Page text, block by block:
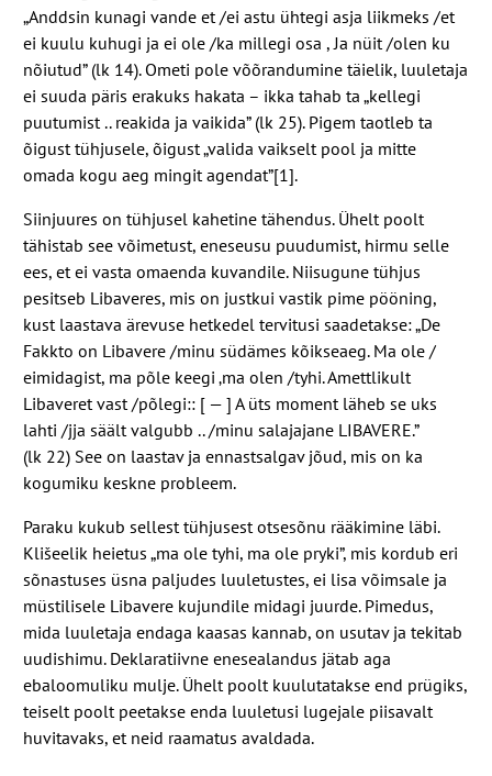
„Anddsin kunagi vande et /​ei astu ühtegi asja liikmeks /​et
ei kuulu kuhugi ja ei ole /​ka millegi osa , Ja nüit /​olen ku
nõiutud” (lk 14). Ometi pole võõrandumine täielik, luuletaja
ei suuda päris erakuks hakata – ikka tahab ta „kellegi
puutumist .. reakida ja vaikida” (lk 25). Pigem taotleb ta
õigust tühjusele, õigust „valida vaikselt pool ja mitte
omada kogu aeg mingit agendat”[1].
Siinjuures on tühjusel kahetine tähendus. Ühelt poolt
tähistab see võimetust, eneseusu puudumist, hirmu selle
ees, et ei vasta omaenda kuvandile. Niisugune tühjus
pesitseb Libaveres, mis on justkui vastik pime pööning,
kust laastava ärevuse hetkedel tervitusi saadetakse: „De
Fakkto on Libavere /​minu südämes kõikseaeg. Ma ole /​
eimidagist, ma põle keegi ‚ma olen /​tyhi. Amettlikult
Libaveret vast /​põlegi:: [ — ] A üts moment läheb se uks
lahti /​jja säält valgubb .. /​minu salajajane LIBAVERE.”
(lk 22) See on laastav ja ennastsalgav jõud, mis on ka
kogumiku keskne probleem.
Paraku kukub sellest tühjusest otsesõnu rääkimine läbi.
Klišeelik heietus „ma ole tyhi, ma ole pryki”, mis kordub eri
sõnastuses üsna paljudes luuletustes, ei lisa võimsale ja
müstilisele Libavere kujundile midagi juurde. Pimedus,
mida luuletaja endaga kaasas kannab, on usutav ja tekitab
uudishimu. Deklaratiivne enesealandus jätab aga
ebaloomuliku mulje. Ühelt poolt kuulutatakse end prügiks,
teiselt poolt peetakse enda luuletusi lugejale piisavalt
huvitavaks, et neid raamatus avaldada.